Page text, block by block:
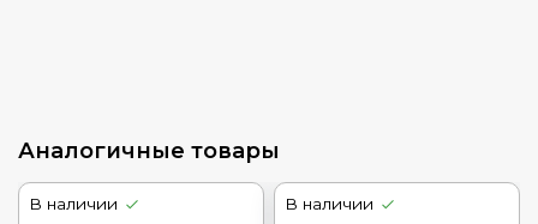
Аналогичные товары
В наличии
В наличии